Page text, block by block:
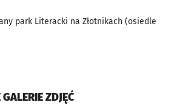
park Literacki na Złotnikach (osiedle
ZDJĘĆ